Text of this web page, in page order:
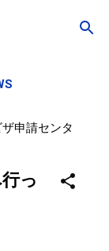
移動
申請センタ
っ